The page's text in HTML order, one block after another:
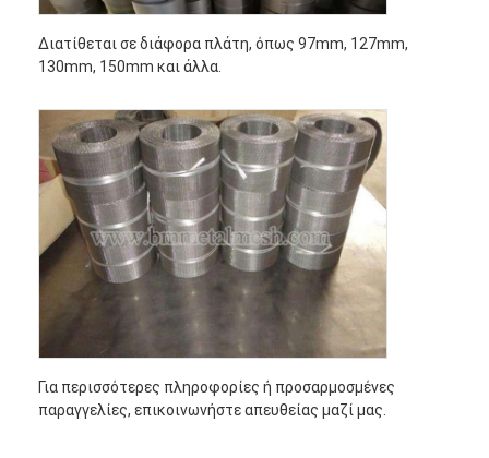
Διατίθεται σε διάφορα πλάτη, όπως 97mm, 127mm,
130mm, 150mm και άλλα.
Για περισσότερες πληροφορίες ή προσαρμοσμένες
παραγγελίες, επικοινωνήστε απευθείας μαζί μας.